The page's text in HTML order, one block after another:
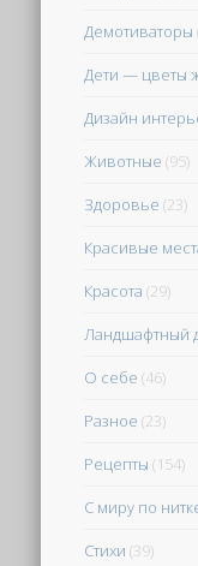
Демотиваторы
Дети — цветы
Дизайн
Животные (95)
Здоровье (23)
Красивые
Красота (29)
Ландшафтный
О себе (46)
Разное (23)
Рецепты (154)
С миру по
Стихи (39)